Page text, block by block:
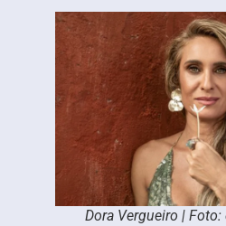
Dora Vergueiro |